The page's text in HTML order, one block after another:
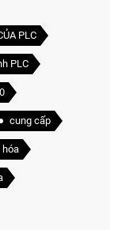
PLC
PLC
cung cấp
hóa